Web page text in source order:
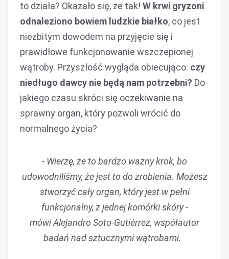
to działa? Okazało się, że tak! W krwi gryzoni
odnaleziono bowiem ludzkie białko, co jest
niezbitym dowodem na przyjęcie się i
prawidłowe funkcjonowanie wszczepionej
wątroby. Przyszłość wygląda obiecująco: czy
niedługo dawcy nie będą nam potrzebni? Do
jakiego czasu skróci się oczekiwanie na
sprawny organ, który pozwoli wrócić do
normalnego życia?
- Wierzę, że to bardzo ważny krok, bo
udowodniliśmy, że jest to do zrobienia. Możesz
stworzyć cały organ, który jest w pełni
funkcjonalny, z jednej komórki skóry -
mówi Alejandro Soto-Gutiérrez, współautor
badań nad sztucznymi wątrobami.